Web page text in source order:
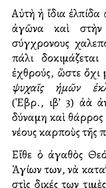
Αὐτὴ ἡ ἴδια ἐλπίδα
ἀγῶνα καὶ
σύγχρονους
πάλι
ἐχθρούς, ὥστε
ψυχαῖς ἡμῶν
(Ἑβρ., ιβ’ 3) ἀλλὰ
δύναμη καὶ θάρρος
νέους καρποὺς τῆς
Εἴθε ὁ ἀγαθὸς
Ἁγίων των, νὰ
στὶς δικές των